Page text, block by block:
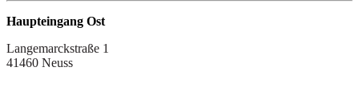
Haupteingang Ost
Langemarckstraße 1
41460 Neuss